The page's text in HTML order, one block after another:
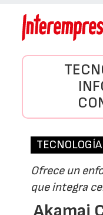
TECNOLOGÍA
Ofrece un
que integra